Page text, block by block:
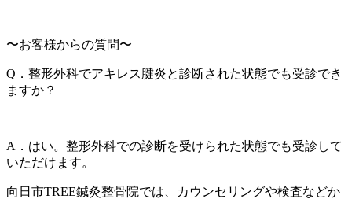
〜お客様からの質問〜
Q．整形外科でアキレス腱炎と診断された状態でも受診でき
ますか？
A．はい。整形外科での診断を受けられた状態でも受診して
いただけます。
向日市TREE鍼灸整骨院では、カウンセリングや検査などか